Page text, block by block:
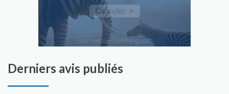
Derniers avis publiés